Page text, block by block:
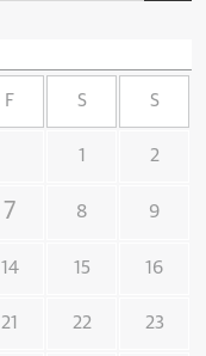
F S S
1 2
7 8 9
14 15 16
21 22 23